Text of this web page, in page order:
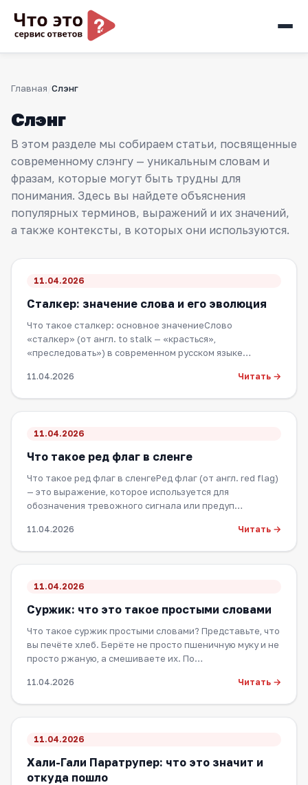
Главная Слэнг
Слэнг
В этом разделе мы собираем статьи, посвященные
современному слэнгу — уникальным словам и
фразам, которые могут быть трудны для
понимания. Здесь вы найдете объяснения
популярных терминов, выражений и их значений,
а также контексты, в которых они используются.
11.04.2026
Сталкер: значение слова и его эволюция
Что такое сталкер: основное значениеСлово
«сталкер» (от англ. to stalk — «красться»,
«преследовать») в современном русском языке
11.04.2026 Читать →
11.04.2026
Что такое ред флаг в сленге
Что такое ред флаг в сленгеРед флаг (от англ. red flag)
— это выражение, которое используется для
обозначения тревожного сигнала или предуп…
11.04.2026 Читать →
11.04.2026
Суржик: что это такое простыми словами
Что такое суржик простыми словами? Представьте, что
вы печёте хлеб. Берёте не просто пшеничную муку и не
просто ржаную, а смешиваете их. По…
11.04.2026 Читать →
11.04.2026
Хали-Гали Паратрупер: что это значит и
откуда пошло